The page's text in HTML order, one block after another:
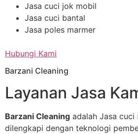
Jasa cuci jok mobil
Jasa cuci bantal
Jasa poles marmer
Hubungi Kami
Barzani Cleaning
Layanan Jasa
Barzani Cleaning adalah Jasa
dilengkapi dengan teknologi